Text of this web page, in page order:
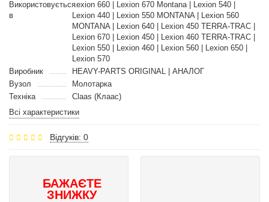
Використовується
в
Lexion 660 | Lexion 670 Montana | Lexion 540 |
Lexion 440 | Lexion 550 MONTANA | Lexion 560
MONTANA | Lexion 640 | Lexion 450 TERRA-TRAC |
Lexion 670 | Lexion 450 | Lexion 460 TERRA-TRAC |
Lexion 550 | Lexion 460 | Lexion 560 | Lexion 650 |
Lexion 570
Виробник
HEAVY-PARTS ORIGINAL | АНАЛОГ
Вузол
Молотарка
Техніка
Claas (Клаас)
Всі характеристики
Відгуків: 0
БАЖАЄТЕ
ЗНИЖКУ